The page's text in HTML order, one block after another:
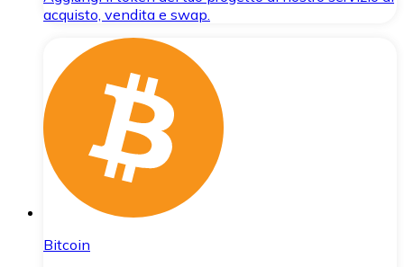
acquisto, vendita e swap.
Bitcoin